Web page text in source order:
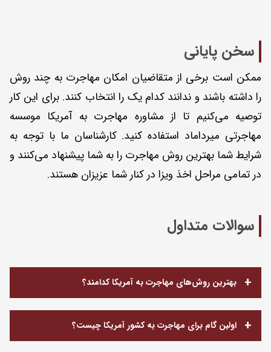
سخن پایانی
ممکن است برخی از متقاضیان امکان مهاجرت به چند روش
را داشته باشند و ندانند کدام یک را انتخاب کنند. برای این کار
توصیه می‌کنیم تا از مشاوره مهاجرت به آمریکا موسسه
مهاجرتی میرداماد استفاده کنید. کارشناسان ما با توجه به
شرایط شما بهترین روش مهاجرت را به شما پیشنهاد می‌کنند و
در تمامی مراحل اخذ ویزا در کنار شما عزیزان هستند.
سوالات متداول
بهترین روش‌های مهاجرت به آمریکا کدامند؟
اولین گام برای مهاجرت به کشور آمریکا چیست؟